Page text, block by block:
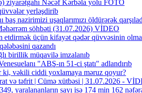
ziyarətgahı Nəcəf Kərbəla yolu FOTO
yerləşdirib
nazirimizi uşaqlarımızı öldürərək
söhbəti (31.07.2026) VİDEO
üçün kifayət qədər qüvvəsinin
qazandı
birillik müqavilə imzalanıb
"ABŞ-ın 51-ci ştatı" adlandırıb
ki, vəkili ciddi yoxlamaya məruz qoyur?
və təfrit | Cümə xütbəsi | 31.07.2026 -
yaralananların sayı isə 174 min 162